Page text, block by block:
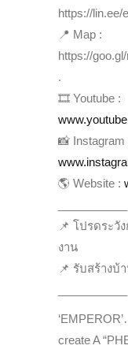
https://lin.ee/
📍 Map :
https://
.
🎞️ Youtube :
📸 Instagram
🌎 Website :
📌 โปรดระวั
งาน
📌 รับสร้างบ้
create A